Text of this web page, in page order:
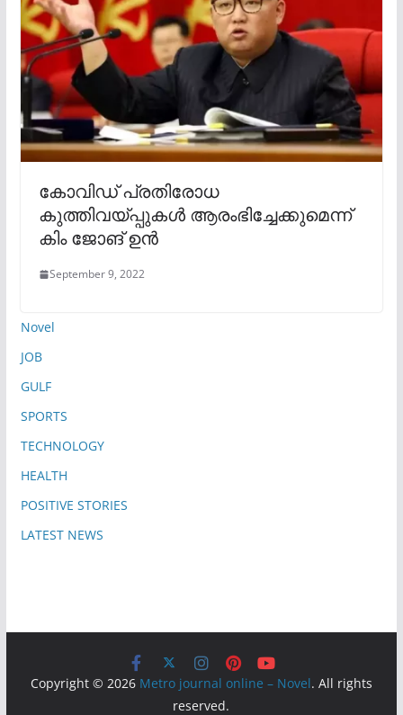
കോവിഡ് പ്രതിരോധ
കുത്തിവയ്പ്പുകൾ ആരംഭിച്ചേക്കുമെന്ന്
കിം ജോങ് ഉൻ
September 9, 2022
Novel
JOB
GULF
SPORTS
TECHNOLOGY
HEALTH
POSITIVE STORIES
LATEST NEWS
Copyright © 2026 Metro journal online – Novel. All rights
reserved.